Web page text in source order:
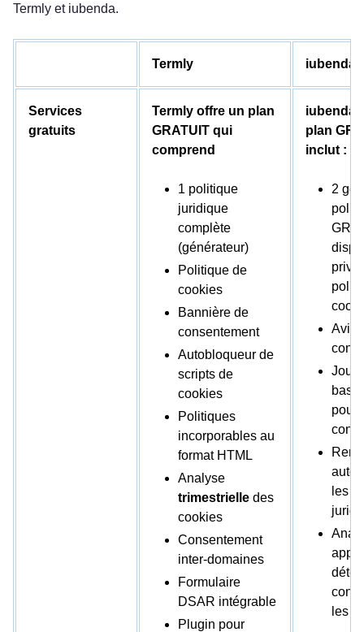
Termly et iubenda.
Termly iubenda
Services
gratuits
Termly offre un plan
GRATUIT qui
comprend
1 politique
juridique
complète
(générateur)
Politique de
cookies
Bannière de
consentement
Autobloqueur de
scripts de
cookies
Politiques
incorporables au
format HTML
Analyse
trimestrielle des
cookies
Consentement
inter-domaines
Formulaire
DSAR intégrable
Plugin pour
iubenda
plan
inclut :
2
Avis
base
pour
les
les